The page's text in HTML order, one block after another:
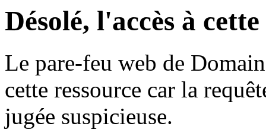
Désolé, l'accès à
Le pare-feu web de
cette ressource car la
jugée suspicieuse.